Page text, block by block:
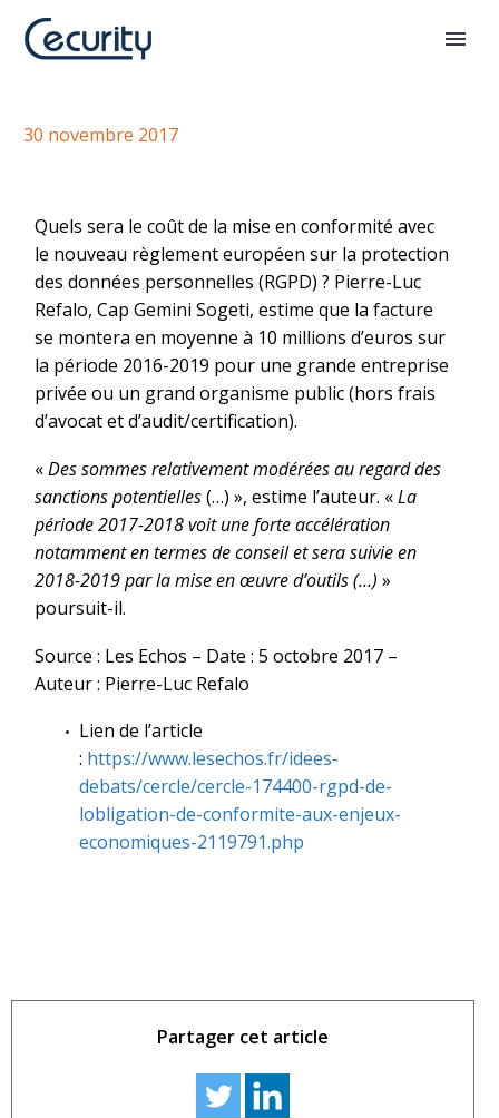
Les enjeux économiques du RGPD
30 novembre 2017
Quels sera le coût de la mise en conformité avec
le nouveau règlement européen sur la protection
des données personnelles (RGPD) ? Pierre-Luc
Refalo, Cap Gemini Sogeti, estime que la facture
se montera en moyenne à 10 millions d’euros sur
la période 2016-2019 pour une grande entreprise
privée ou un grand organisme public (hors frais
d’avocat et d’audit/certification).
«Des sommes relativement modérées au regard des
sanctions potentielles(…) », estime l’auteur. «La
période 2017-2018 voit une forte accélération
notamment en termes de conseil et sera suivie en
2018-2019 par la mise en œuvre d’outils (…) »
poursuit-il.
Source : Les Echos – Date : 5 octobre 2017 –
Auteur : Pierre-Luc Refalo
Lien de l’article
: https://www.lesechos.fr/idees-
debats/cercle/cercle-174400-rgpd-de-
lobligation-de-conformite-aux-enjeux-
economiques-2119791.php
Partager cet article